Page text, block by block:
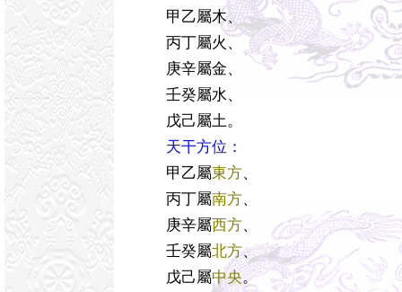
甲乙屬木、
丙丁屬火、
庚辛屬金、
壬癸屬水、
戊己屬土。
天干方位：
甲乙屬東方、
丙丁屬南方、
庚辛屬西方、
壬癸屬北方、
戊己屬中央。